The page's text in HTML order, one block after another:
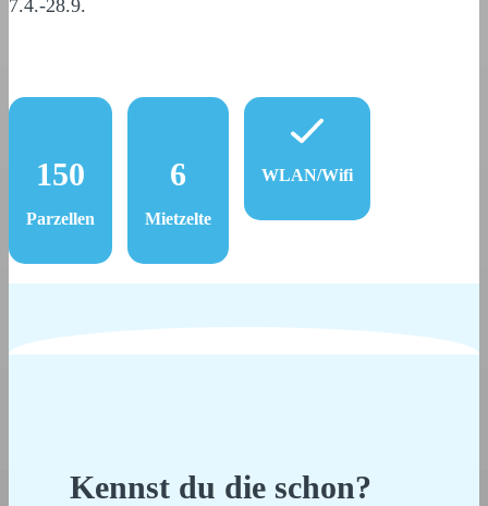
7.4.-28.9.
150
Parzellen
6
Mietzelte
WLAN/Wifi
Kennst du die schon?